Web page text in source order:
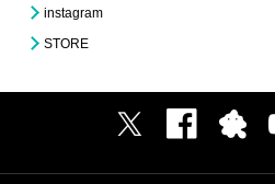
instagram
STORE